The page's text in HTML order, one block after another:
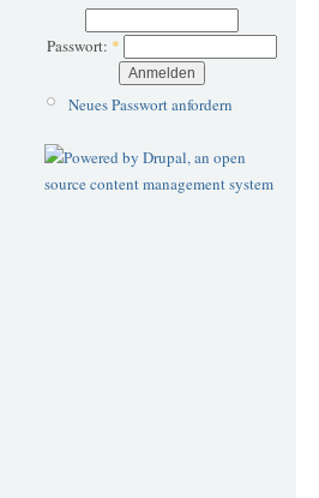
Passwort: *
Neues Passwort anfordern